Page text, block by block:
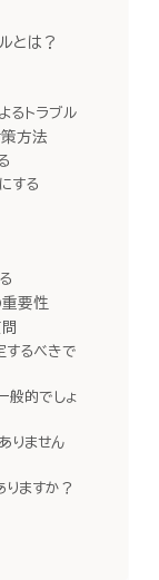
とは？
るトラブル
方法
する
重要性
するべきで
般的でしょ
りません
ますか？